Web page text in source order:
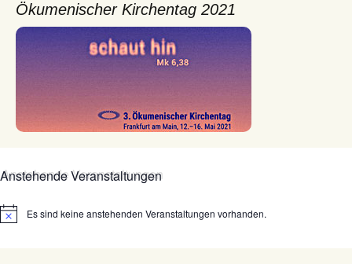
Ökumenischer Kirchentag 2021
Anstehende Veranstaltungen
HinweisEs sind keine anstehenden Veranstaltungen vorhanden.